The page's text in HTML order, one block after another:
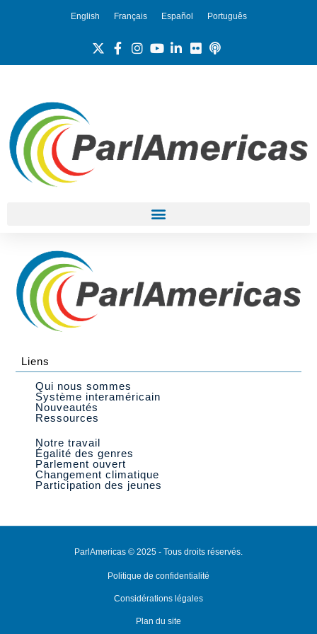
English Français Español Português
Liens
Qui nous sommes
Système interaméricain
Nouveautés
Ressources
Notre travail
Égalité des genres
Parlement ouvert
Changement climatique
Participation des jeunes
ParlAmericas © 2025 - Tous droits réservés.
Politique de confidentialité
Considérations légales
Plan du site